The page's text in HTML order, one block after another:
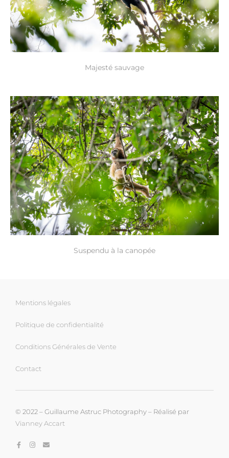
Majesté sauvage
Suspendu à la canopée
Mentions légales
Politique de confidentialité
Conditions Générales de Vente
Contact
© 2022 – Guillaume Astruc Photography – Réalisé par
Vianney Accart